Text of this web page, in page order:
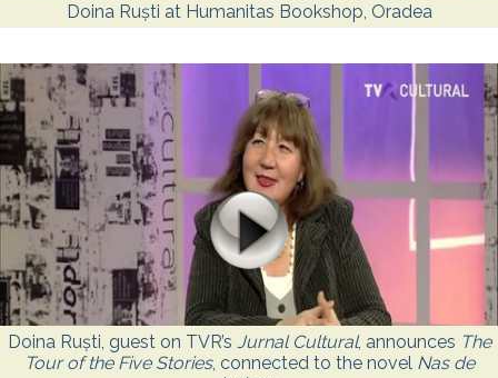
Doina Ruști at Humanitas Bookshop, Oradea
Doina Ruști, guest on TVR’s Jurnal Cultural, announces The
Tour of the Five Stories, connected to the novel Nas de